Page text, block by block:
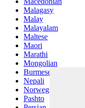
Malagasy
Malay
Malayalam
Maltese
Maori
Marathi
Mongolian
Burmese
Nepali
Norwegian
Pashto